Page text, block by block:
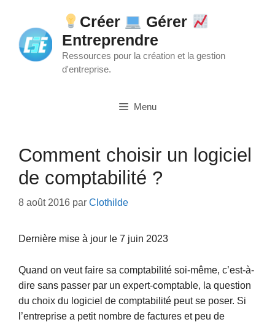
contenu
Créer
Gérer
Entreprendre
Ressources pour la création et la gestion
d'entreprise.
Menu
Comment choisir un logiciel
de comptabilité ?
8 août 2016 par Clothilde
Dernière mise à jour le 7 juin 2023
Quand on veut faire sa comptabilité soi-même, c’est-à-
dire sans passer par un expert-comptable, la question
du choix du logiciel de comptabilité peut se poser. Si
l’entreprise a petit nombre de factures et peu de